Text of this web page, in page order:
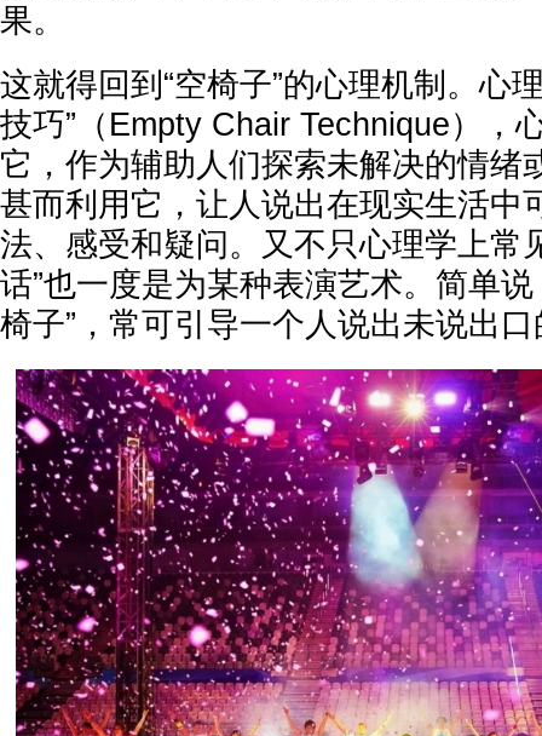
果。
这就得回到“空椅子”的心理机制。心
技巧”（Empty Chair Technique），
它，作为辅助人们探索未解决的情绪
甚而利用它，让人说出在现实生活中
法、感受和疑问。又不只心理学上常
话”也一度是为某种表演艺术。简单
椅子”，常可引导一个人说出未说出